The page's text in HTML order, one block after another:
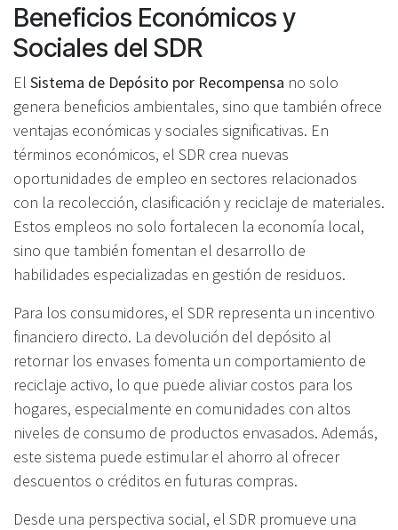
Beneficios Económicos y
Sociales del SDR
El Sistema de Depósito por Recompensa no solo
genera beneficios ambientales, sino que también ofrece
ventajas económicas y sociales significativas. En
términos económicos, el SDR crea nuevas
oportunidades de empleo en sectores relacionados
con la recolección, clasificación y reciclaje de materiales.
Estos empleos no solo fortalecen la economía local,
sino que también fomentan el desarrollo de
habilidades especializadas en gestión de residuos.
Para los consumidores, el SDR representa un incentivo
financiero directo. La devolución del depósito al
retornar los envases fomenta un comportamiento de
reciclaje activo, lo que puede aliviar costos para los
hogares, especialmente en comunidades con altos
niveles de consumo de productos envasados. Además,
este sistema puede estimular el ahorro al ofrecer
descuentos o créditos en futuras compras.
Desde una perspectiva social, el SDR promueve una